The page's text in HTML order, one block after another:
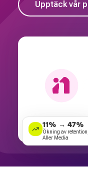
Upptäck vår
11% → 47%
Ökning av retention,
Aller Media